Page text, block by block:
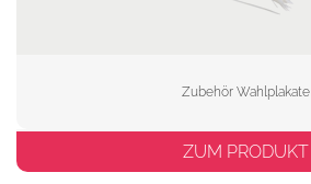
Zubehör Wahlplakate
ZUM PRODUKT